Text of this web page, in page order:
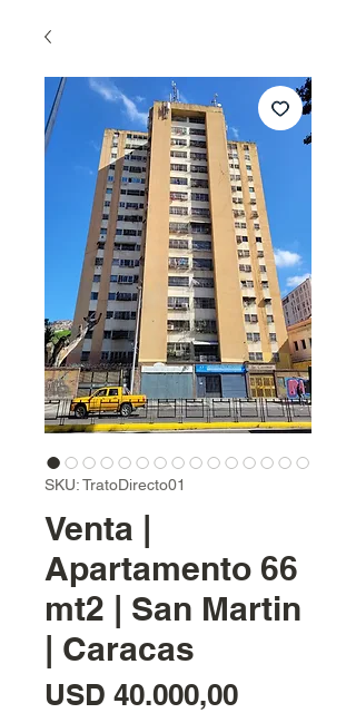
SKU: TratoDirecto01
Venta |
Apartamento 66
mt2 | San Martin
| Caracas
USD 40.000,00Precio